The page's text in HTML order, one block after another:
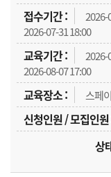
2026-
2026-07-31 18:00
2026-
2026-08-07 17:00
스페